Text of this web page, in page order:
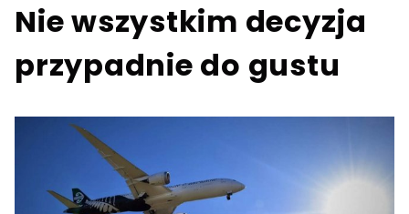
Nie wszystkim decyzja
przypadnie do gustu